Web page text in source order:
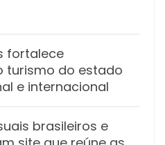
fortalece
turismo do estado
e internacional
brasileiros e